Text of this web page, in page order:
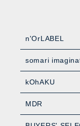
n'OrLABEL
somari
kOhAKU
MDR